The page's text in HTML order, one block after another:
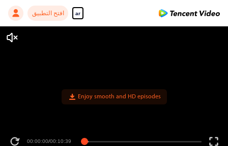
ar افتح التطبيق
Enjoy smooth and HD episodes
00:00:00/00:10:39